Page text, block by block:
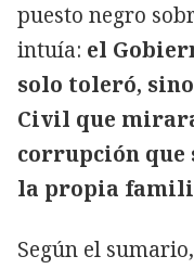
puesto negro
intuía: el
solo toleró,
Civil que
corrupción que
la propia
Según el